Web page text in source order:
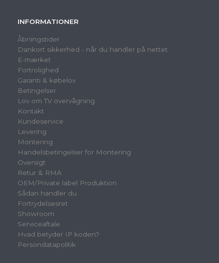
INFORMATIONER
Åbningstider
Dankort sikkerhed - når du handler på nettet
E-mærket
Fortrolighed
Garanti & købelov
Betingelser
Lov om TV overvågning
Kontakt
Kundeservice
Levering
Montering
Handelsbetingelser for Montering
Oversigt
Retur & RMA
OEM/Private label Produktion
Sådan handler du
Fortrydelsesret
Showroom
Serviceaftale
Hvad betyder IP koden?
Persondatapolitik